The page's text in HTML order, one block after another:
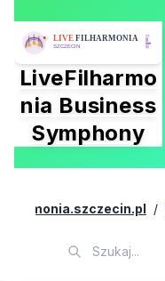
LiveFilharmo
nia Business
Symphony
/